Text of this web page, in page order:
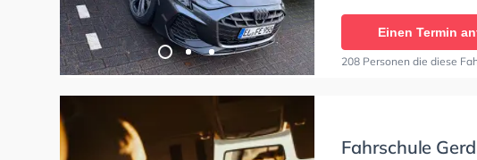
Einen Termin
208 Personen die diese
Fahrschule